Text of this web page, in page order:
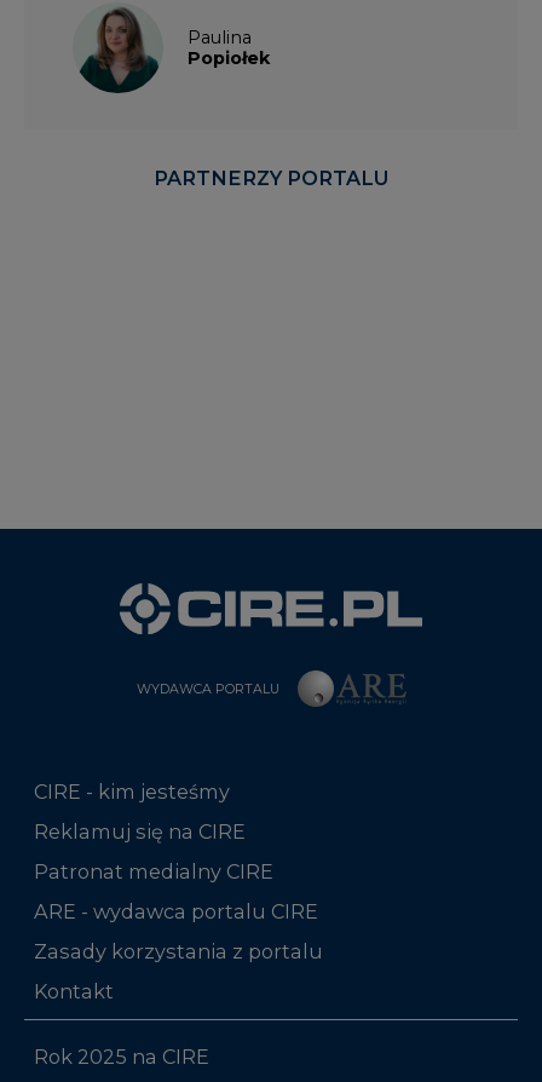
Paulina
Popiołek
PARTNERZY PORTALU
WYDAWCA PORTALU
CIRE - kim jesteśmy
Reklamuj się na CIRE
Patronat medialny CIRE
ARE - wydawca portalu CIRE
Zasady korzystania z portalu
Kontakt
Rok 2025 na CIRE